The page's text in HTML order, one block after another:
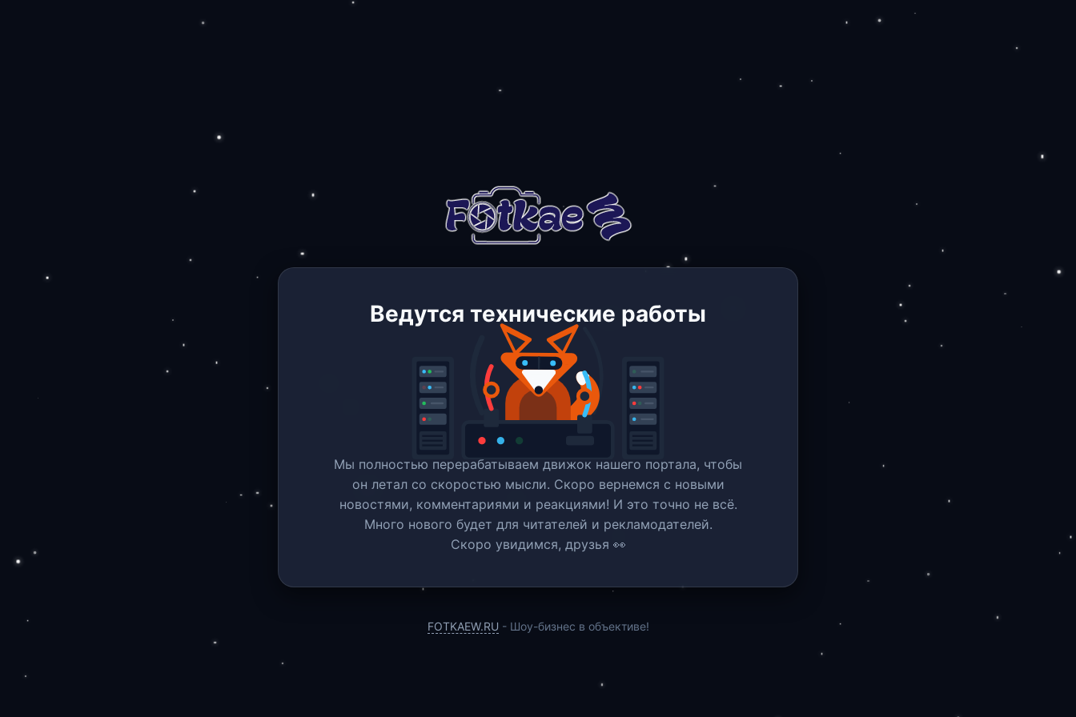
Ведутся технические работы
Мы полностью перерабатываем движок нашего портала, чтобы
он летал со скоростью мысли. Скоро вернемся c новыми
новостями, комментариями и реакциями! И это точно не всё.
Много нового будет для читателей и рекламодателей.
Скоро увидимся, друзья 👀
FOTKAEW.RU - Шоу-бизнес в объективе!